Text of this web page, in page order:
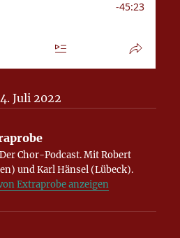
Juli 2022
Chor-Podcast. Mit Robert
und Karl Hänsel (Lübeck).
Extraprobe anzeigen